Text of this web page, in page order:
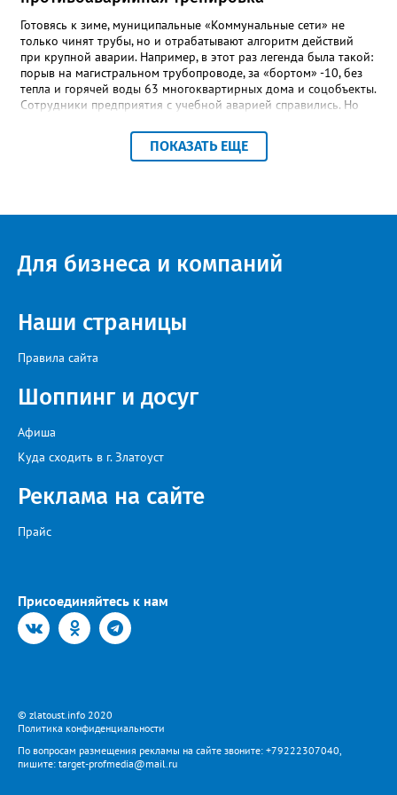
в некрологе.
Готовясь к зиме, муниципальные «Коммунальные сети» не
только чинят трубы, но и отрабатывают алгоритм действий
при крупной аварии. Например, в этот раз легенда была такой:
порыв на магистральном трубопроводе, за «бортом» -10, без
тепла и горячей воды 63 многоквартирных дома и соцобъекты.
Сотрудники предприятия с учебной аварией справились. Но
отметили и недочёты. «Например, управляющие компании
несвоевременно приняли меры для предотвращения
— сообщила начальник Главного управления ГЖИ Ирина
оперативно делиться информацией со всеми
заинтересованными – от поставщика тепла до конечных
ПОКАЗАТЬ ЕЩЕ
Для бизнеса и компаний
Наши страницы
Правила сайта
Шоппинг и досуг
Афиша
Куда сходить в г. Златоуст
Реклама на сайте
Прайс
Присоединяйтесь к нам
© zlatoust.info 2020
Политика конфиденциальности
По вопросам размещения рекламы на сайте звоните: +79222307040,
пишите: target-profmedia@mail.ru